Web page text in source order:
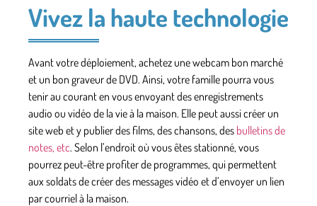
Vivez la haute technologie
Avant votre déploiement, achetez une webcam bon marché
et un bon graveur de DVD. Ainsi, votre famille pourra vous
tenir au courant en vous envoyant des enregistrements
audio ou vidéo de la vie à la maison. Elle peut aussi créer un
site web et y publier des films, des chansons, des bulletins de
notes, etc. Selon l’endroit où vous êtes stationné, vous
pourrez peut-être profiter de programmes, qui permettent
aux soldats de créer des messages vidéo et d’envoyer un lien
par courriel à la maison.